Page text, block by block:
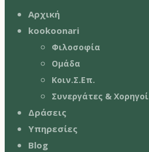
Αρχική
kookoonari
Φιλοσοφία
Ομάδα
Κοιν.Σ.Επ.
Συνεργάτες & Χορηγοί
Δράσεις
Υπηρεσίες
Blog